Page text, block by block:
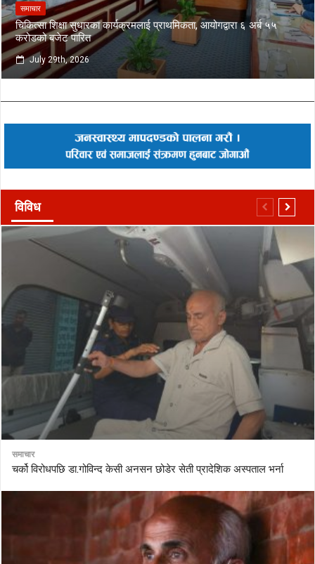
समाचार
चिकित्सा शिक्षा सुधारका कार्यक्रमलाई प्राथमिकता, आयोगद्वारा ६ अर्ब ५५
करोडको बजेट पारित
July 29th, 2026
विविध
समाचार
चर्को विरोधपछि डा.गोविन्द केसी अनसन छोडेर सेती प्रादेशिक अस्पताल भर्ना